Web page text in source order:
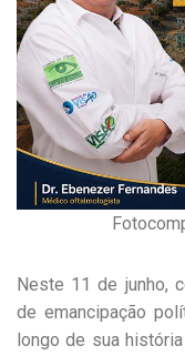
Neste 11 de junho,
de emancipação
longo de sua